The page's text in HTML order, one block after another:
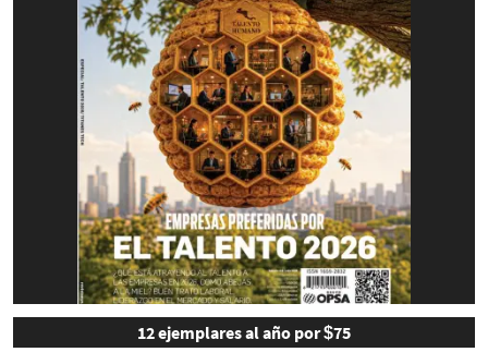
12 ejemplares al año por $75